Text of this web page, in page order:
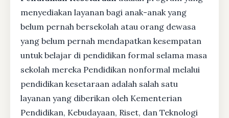
menyediakan layanan bagi anak-anak yang
belum pernah bersekolah atau orang dewasa
yang belum pernah mendapatkan kesempatan
untuk belajar di pendidikan formal selama masa
sekolah mereka Pendidikan nonformal melalui
pendidikan kesetaraan adalah salah satu
layanan yang diberikan oleh Kementerian
Pendidikan, Kebudayaan, Riset, dan Teknologi